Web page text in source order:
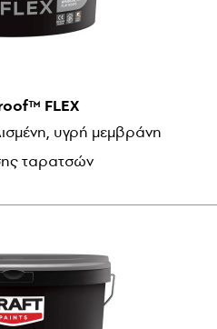
FLEX
υγρή μεμβράνη
ταρατσών